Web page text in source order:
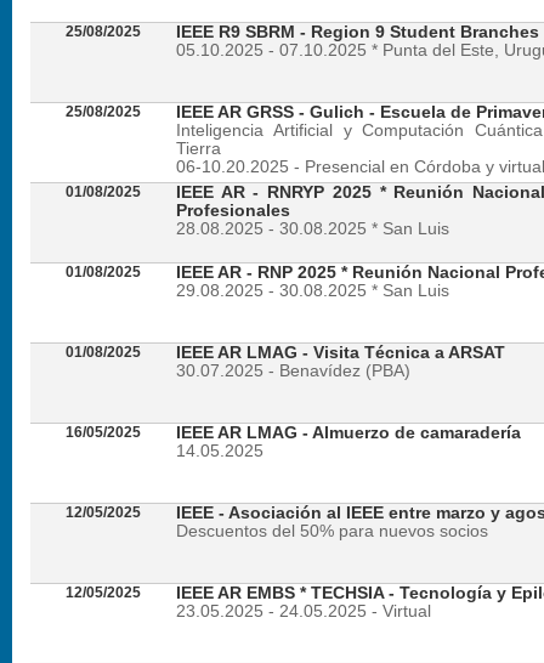
25/08/2025
IEEE R9 SBRM - Region 9 Student
05.10.2025 - 07.10.2025 * Punta del Este,
25/08/2025
IEEE AR GRSS - Gulich - Escuela de
Inteligencia Artificial y Computación
Tierra
06-10.20.2025 - Presencial en Córdoba y virtual
01/08/2025
IEEE AR - RNRYP 2025 * Reunión
Profesionales
28.08.2025 - 30.08.2025 * San Luis
01/08/2025
IEEE AR - RNP 2025 * Reunión Nacional
29.08.2025 - 30.08.2025 * San Luis
01/08/2025
IEEE AR LMAG - Visita Técnica a ARSAT
30.07.2025 - Benavídez (PBA)
16/05/2025
IEEE AR LMAG - Almuerzo de camaradería
14.05.2025
12/05/2025
IEEE - Asociación al IEEE entre marzo y
Descuentos del 50% para nuevos socios
12/05/2025
IEEE AR EMBS * TECHSIA - Tecnología y
23.05.2025 - 24.05.2025 - Virtual